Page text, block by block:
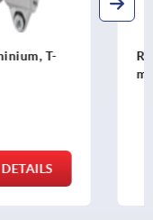
Aluminium,